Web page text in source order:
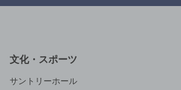
文化・スポーツ
サントリーホール